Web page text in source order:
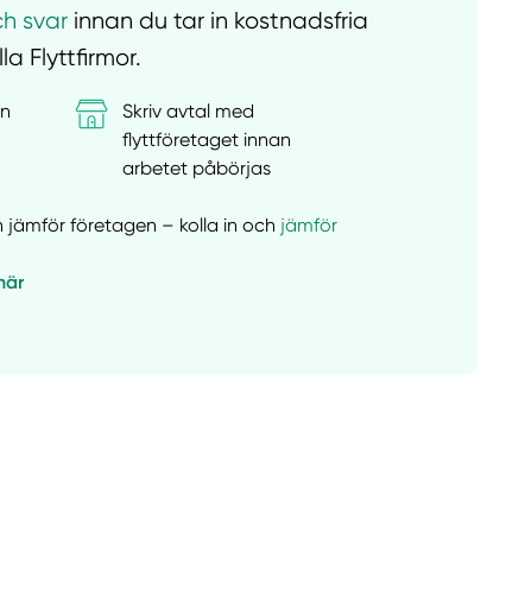
svar innan du tar in kostnadsfria
Flyttfirmor.
Skriv avtal med
flyttföretaget innan
arbetet påbörjas
jämför företagen – kolla in och jämför